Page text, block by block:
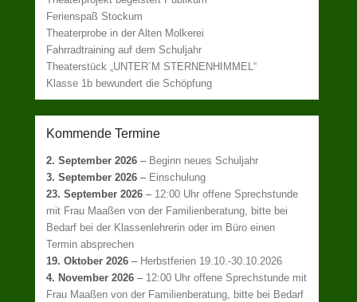
Ferienspaß Stockum
Theaterprobe in der Alten Molkerei
Fahrradtraining auf dem Schuljahr
Theaterstück „UNTER`M STERNENHIMMEL“
Klasse 1b bewundert die Schöpfung
Kommende Termine
2. September 2026 – Beginn neues Schuljahr
3. September 2026 – Einschulung
23. September 2026 – 12:00 Uhr offene Sprechstunde
mit Frau Maaßen von der Familienberatung, bitte bei
Bedarf bei der Klassenlehrerin oder im Büro einen
Termin absprechen
19. Oktober 2026 – Herbstferien 19.10.-30.10.2026
4. November 2026 – 12:00 Uhr offene Sprechstunde mit
Frau Maaßen von der Familienberatung, bitte bei Bedarf